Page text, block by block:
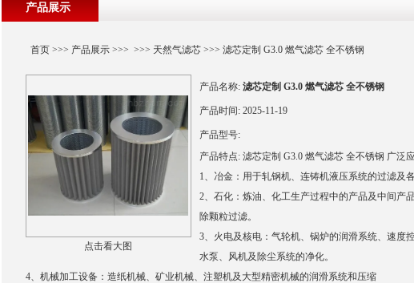
产品展示
首页>>> 产品展示>>> >>> 天然气滤芯>>> 滤芯定制 G3.0 燃气滤芯 全不锈钢
点击看大图
产品名称: 滤芯定制 G3.0 燃气滤芯 全不锈钢
产品时间: 2025-11-19
产品型号:
产品特点: 滤芯定制 G3.0 燃气滤芯 全不锈钢 广泛
1、冶金：用于轧钢机、连铸机液压系统的过滤及
2、石化：炼油、化工生产过程中的产品及中间产
除颗粒过滤。
3、火电及核电：气轮机、锅炉的润滑系统、速度
水泵、风机及除尘系统的净化。
4、机械加工设备：造纸机械、矿业机械、注塑机及大型精密机械的润滑系统和压缩